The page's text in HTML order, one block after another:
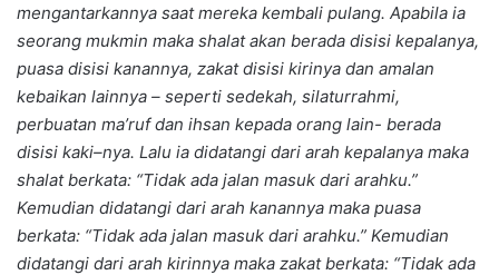
mengantarkannya saat mereka kembali pulang. Apabila ia
seorang mukmin maka shalat akan berada disisi kepalanya,
puasa disisi kanannya, zakat disisi kirinya dan amalan
kebaikan lainnya – seperti sedekah, silaturrahmi,
perbuatan ma’ruf dan ihsan kepada orang lain- berada
disisi kaki–nya. Lalu ia didatangi dari arah kepalanya maka
shalat berkata: “Tidak ada jalan masuk dari arahku.”
Kemudian didatangi dari arah kanannya maka puasa
berkata: “Tidak ada jalan masuk dari arahku.” Kemudian
didatangi dari arah kirinnya maka zakat berkata: “Tidak ada